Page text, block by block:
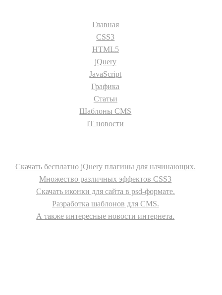
Главная
CSS3
HTML5
jQuery
JavaScript
Графика
Статьи
Шаблоны CMS
IT новости
Скачать бесплатно jQuery плагины для начинающих.
Множество различных эффектов CSS3
Скачать иконки для сайта в psd-формате.
Разработка шаблонов для CMS.
А также интересные новости интернета.